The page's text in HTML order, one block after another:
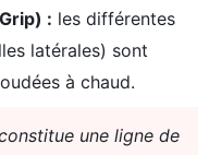
: les différentes
latérales) sont
à chaud.
une ligne de